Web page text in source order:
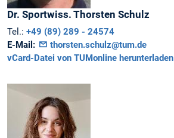
Dr. Sportwiss. Thorsten Schulz
Tel.: +49 (89) 289 - 24574
E-Mail:
thorsten.schulz@tum.de
vCard-Datei von TUMonline herunterladen